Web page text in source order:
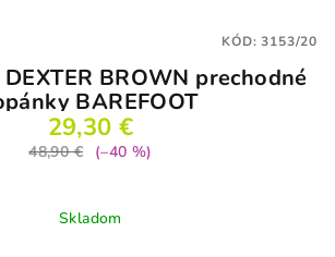
DEXTER BROWN prechodné
BAREFOOT
29,30 €
48,90 €
(–40 %)
Skladom
KÓD:3153/20